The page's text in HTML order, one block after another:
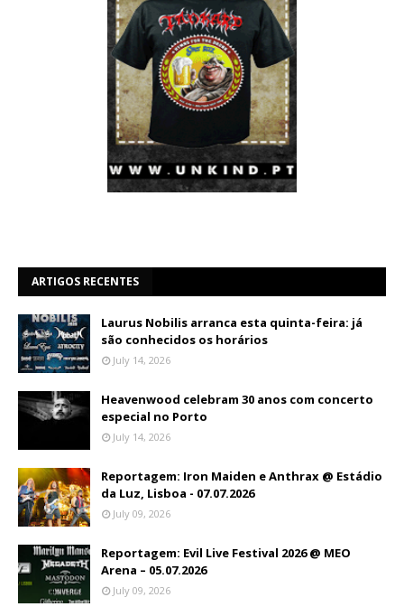
ARTIGOS RECENTES
Laurus Nobilis arranca esta quinta-feira: já
são conhecidos os horários
July 14, 2026
Heavenwood celebram 30 anos com concerto
especial no Porto
July 14, 2026
Reportagem: Iron Maiden e Anthrax @ Estádio
da Luz, Lisboa - 07.07.2026
July 09, 2026
Reportagem: Evil Live Festival 2026 @ MEO
Arena – 05.07.2026
July 09, 2026